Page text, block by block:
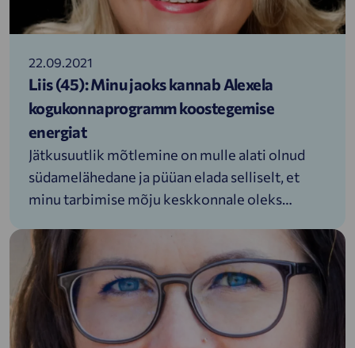
tanklasse.
22.09.2021
Liis (45): Minu jaoks kannab Alexela
kogukonnaprogramm koostegemise
energiat
Jätkusuutlik mõtlemine on mulle alati olnud
südamelähedane ja püüan elada selliselt, et
minu tarbimise mõju keskkonnale oleks
millest saigi esimene peatükk minu loos
Alexela kogukonnaprogrammiga. Tule loe
Alexela kogukonna liikme, ettevõtja Liisi
mõtisklusi kogukonnaprogrammist.